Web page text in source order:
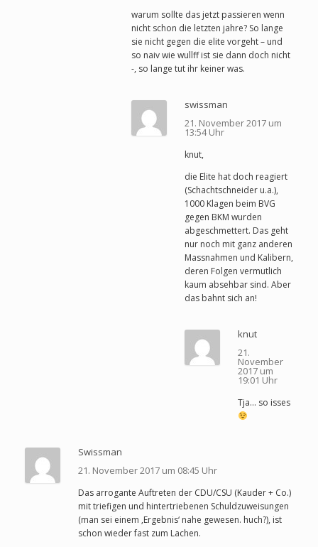
warum sollte das jetzt passieren wenn
nicht schon die letzten jahre? So lange
sie nicht gegen die elite vorgeht – und
so naiv wie wullff ist sie dann doch nicht
-, so lange tut ihr keiner was.
swissman
21. November 2017 um
13:54 Uhr
knut,
die Elite hat doch reagiert
(Schachtschneider u.a.),
1000 Klagen beim BVG
gegen BKM wurden
abgeschmettert. Das geht
nur noch mit ganz anderen
Massnahmen und Kalibern,
deren Folgen vermutlich
kaum absehbar sind. Aber
das bahnt sich an!
knut
21.
November
2017 um
19:01 Uhr
Tja… so isses
Swissman
21. November 2017 um 08:45 Uhr
Das arrogante Auftreten der CDU/CSU (Kauder + Co.)
mit triefigen und hintertriebenen Schuldzuweisungen
(man sei einem ‚Ergebnis‘ nahe gewesen. huch?), ist
schon wieder fast zum Lachen.